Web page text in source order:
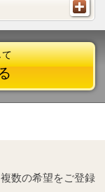
て
数の希望をご登録